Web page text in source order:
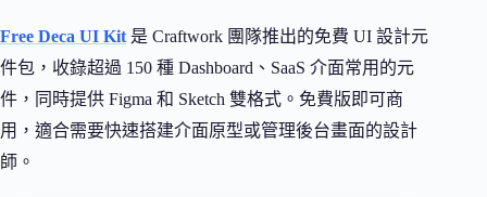
Free Deca UI Kit 是 Craftwork 團隊推出的免費 UI 設計元
件包，收錄超過 150 種 Dashboard、SaaS 介面常用的元
件，同時提供 Figma 和 Sketch 雙格式。免費版即可商
用，適合需要快速搭建介面原型或管理後台畫面的設計
師。